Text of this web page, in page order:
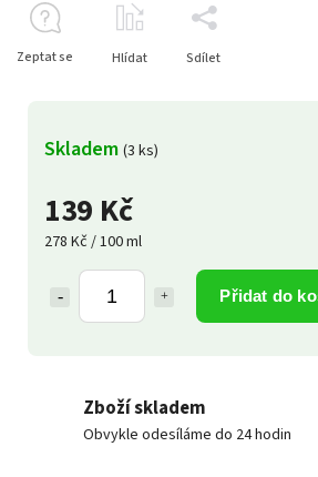
139 Kč
278 Kč / 100 ml
Přidat do
Skladem (3 ks)
Zeptat se Hlídat Sdílet
Zboží skladem
Obvykle odesíláme do 24 hodin